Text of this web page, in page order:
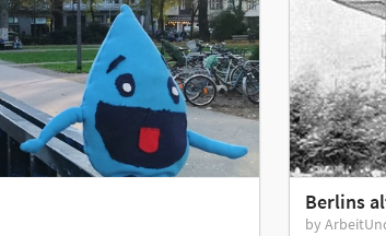
Berlins
by